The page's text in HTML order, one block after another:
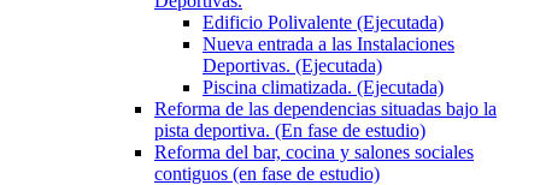
Edificio Polivalente (Ejecutada)
Nueva entrada a las Instalaciones
Deportivas. (Ejecutada)
Piscina climatizada. (Ejecutada)
Reforma de las dependencias situadas bajo la
pista deportiva. (En fase de estudio)
Reforma del bar, cocina y salones sociales
contiguos (en fase de estudio)